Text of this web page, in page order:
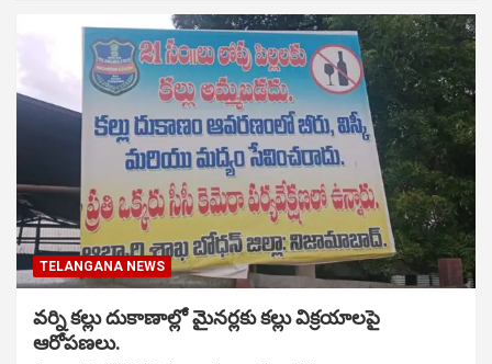
TELANGANA NEWS
వర్ని కల్లు దుకాణాల్లో మైనర్లకు కల్లు విక్రయాలపై
ఆరోపణలు.